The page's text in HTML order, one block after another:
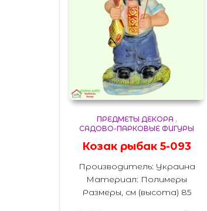
ПРЕДМЕТЫ ДЕКОРА ,
САДОВО-ПАРКОВЫЕ ФИГУРЫ
Козак рыбак 5-093
Производитель: Украина
Материал: Полимеры
Размеры, см (высота) 85